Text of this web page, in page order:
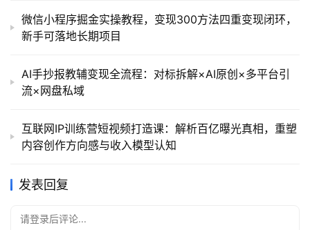
微信小程序掘金实操教程，变现300方法四重变现闭环，
新手可落地长期项目
AI手抄报教辅变现全流程：对标拆解×AI原创×多平台引
流×网盘私域
互联网IP训练营短视频打造课：解析百亿曝光真相，重塑
内容创作方向感与收入模型认知
发表回复
请登录后评论...